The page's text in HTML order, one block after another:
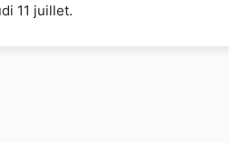
11 juillet.